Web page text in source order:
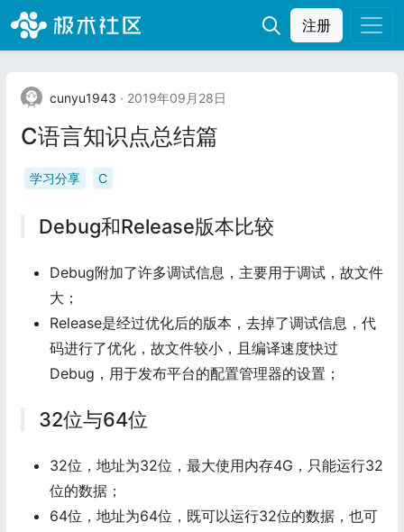
注册
cunyu1943 · 2019年09月28日
C语言知识点总结篇
学习分享 C
Debug和Release版本比较
Debug附加了许多调试信息，主要用于调试，故文件
大；
Release是经过优化后的版本，去掉了调试信息，代
码进行了优化，故文件较小，且编译速度快过
Debug，用于发布平台的配置管理器的设置；
32位与64位
32位，地址为32位，最大使用内存4G，只能运行32
位的数据；
64位，地址为64位，既可以运行32位的数据，也可